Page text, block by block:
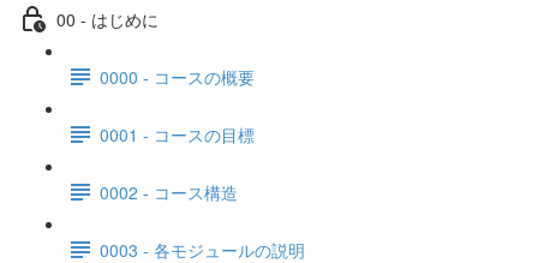
00 - はじめに
0000 - コースの概要
0001 - コースの目標
0002 - コース構造
0003 - 各モジュールの説明